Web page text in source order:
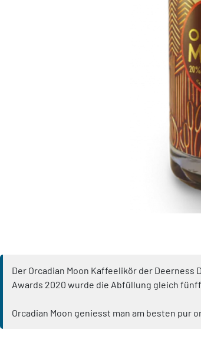
Der Orcadian Moon Kaffeelikör der
Awards 2020 wurde die Abfüllung gleich
Orcadian Moon geniesst man am besten pur